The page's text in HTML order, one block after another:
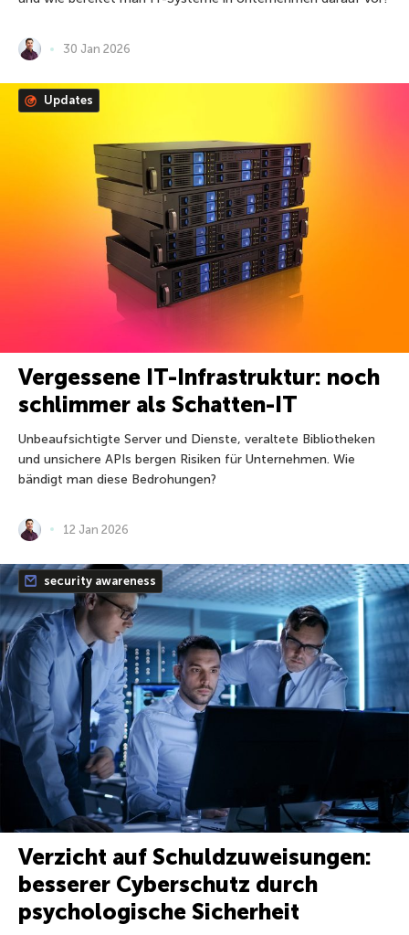
30 Jan 2026
Updates
Vergessene IT-Infrastruktur: noch
schlimmer als Schatten-IT
Unbeaufsichtigte Server und Dienste, veraltete Bibliotheken
und unsichere APIs bergen Risiken für Unternehmen. Wie
bändigt man diese Bedrohungen?
12 Jan 2026
security awareness
Verzicht auf Schuldzuweisungen:
besserer Cyberschutz durch
psychologische Sicherheit